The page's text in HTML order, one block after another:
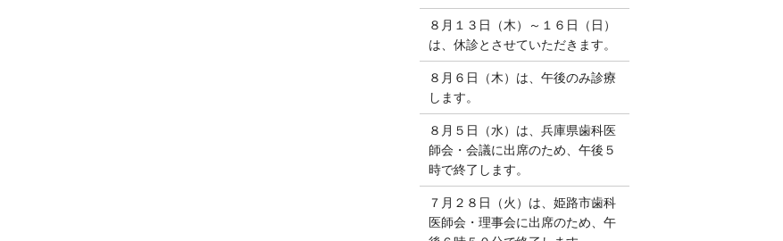
８月１３日（木）～１６日（日）
は、休診とさせていただきます。
８月６日（木）は、午後のみ診療
します。
８月５日（水）は、兵庫県歯科医
師会・会議に出席のため、午後５
時で終了します。
７月２８日（火）は、姫路市歯科
医師会・理事会に出席のため、午